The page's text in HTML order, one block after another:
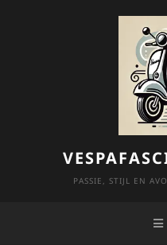
PASSIE, STIJL EN